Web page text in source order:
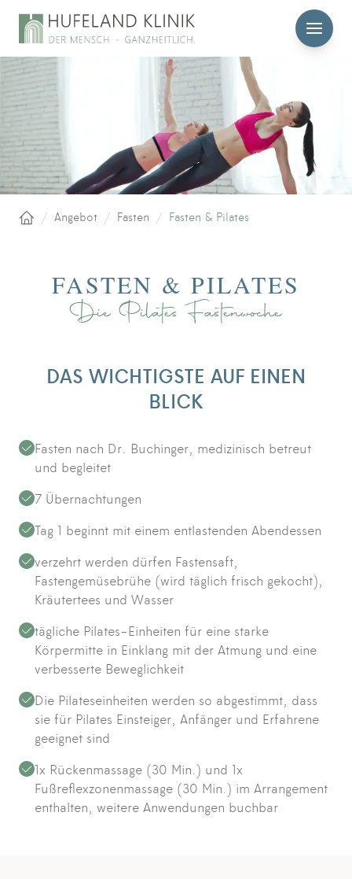
MENÜ
Startseite
/ Angebot / Fasten / Fasten & Pilates
FASTEN & PILATES
Die Pilates Fastenwoche
DAS WICHTIGSTE AUF EINEN
BLICK
Fasten nach Dr. Buchinger, medizinisch betreut
und begleitet
7 Übernachtungen
Tag 1 beginnt mit einem entlastenden Abendessen
verzehrt werden dürfen Fastensaft,
Fastengemüsebrühe (wird täglich frisch gekocht),
Kräutertees und Wasser
tägliche Pilates-Einheiten für eine starke
Körpermitte in Einklang mit der Atmung und eine
verbesserte Beweglichkeit
Die Pilateseinheiten werden so abgestimmt, dass
sie für Pilates Einsteiger, Anfänger und Erfahrene
geeignet sind
1x Rückenmassage (30 Min.) und 1x
Fußreflexzonenmassage (30 Min.) im Arrangement
enthalten, weitere Anwendungen buchbar